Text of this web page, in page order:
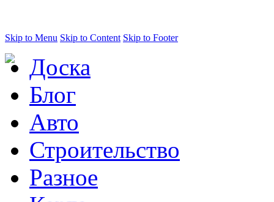
Skip to Menu Skip to Content Skip to Footer
Доска
Блог
Авто
Строительство
Разное